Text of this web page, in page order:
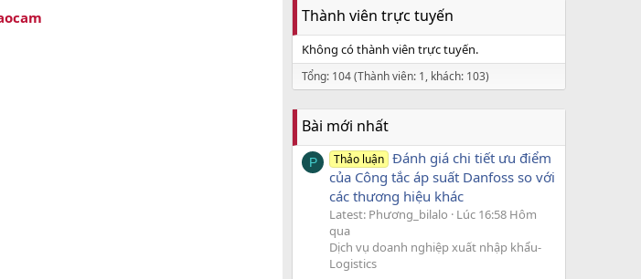
Thành viên trực tuyến
Không có thành viên trực tuyến.
Tổng: 104 (Thành viên: 1, khách: 103)
Bài mới nhất
P Thảo luận Đánh giá chi tiết ưu điểm
của Công tắc áp suất Danfoss so với
các thương hiệu khác
Latest: Phương_bilalo
Lúc 16:58 Hôm
qua
Dịch vụ doanh nghiệp xuất nhập khẩu-
Logistics